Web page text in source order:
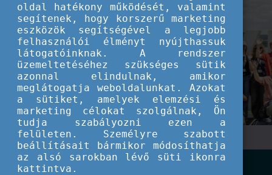
gondolkodás az
Nyári Egyetem idei
Az országos szakmai találkozó immáron
meg, ezúttal Győr városában, a Széchenyi
oldal hatékony működését, valamint
segítenek, hogy korszerű marketing
eszközök segítségével a legjobb
felhasználói élményt nyújthassuk
látogatóinknak. A rendszer
üzemeltetéséhez szükséges sütik
azonnal elindulnak, amikor
meglátogatja weboldalunkat. Azokat
a sütiket, amelyek elemzési és
marketing célokat szolgálnak, Ön
tudja szabályozni ezen a
felületen. Személyre szabott
beállításait bármikor módosíthatja
az alsó sarokban lévő süti ikonra
kattintva.